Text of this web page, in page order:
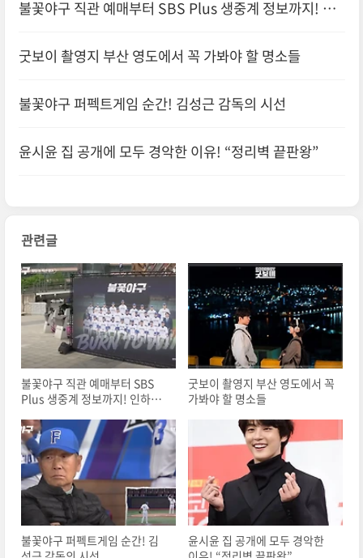
불꽃야구 직관 예매부터 SBS Plus 생중계 정보까지! 인
굿보이 촬영지 부산 영도에서 꼭 가봐야 할 명소들
불꽃야구 퍼펙트게임 순간! 김성근 감독의 시선
윤시윤 집 공개에 모두 경악한 이유! “정리벽 끝판왕”
관련글
불꽃야구 직관 예매부터 SBS
Plus 생중계 정보까지! 인하대
굿보이 촬영지 부산 영도에서 꼭
가봐야 할 명소들
불꽃야구 퍼펙트게임 순간! 김
윤시윤 집 공개에 모두 경악한